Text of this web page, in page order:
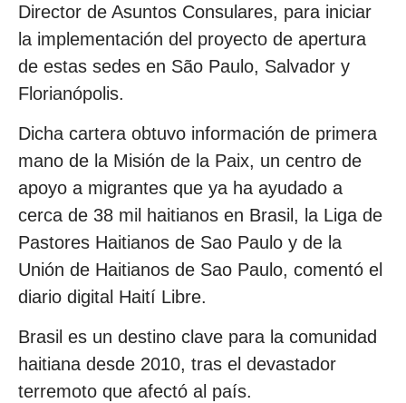
Director de Asuntos Consulares, para iniciar
la implementación del proyecto de apertura
de estas sedes en São Paulo, Salvador y
Florianópolis.
Dicha cartera obtuvo información de primera
mano de la Misión de la Paix, un centro de
apoyo a migrantes que ya ha ayudado a
cerca de 38 mil haitianos en Brasil, la Liga de
Pastores Haitianos de Sao Paulo y de la
Unión de Haitianos de Sao Paulo, comentó el
diario digital Haití Libre.
Brasil es un destino clave para la comunidad
haitiana desde 2010, tras el devastador
terremoto que afectó al país.